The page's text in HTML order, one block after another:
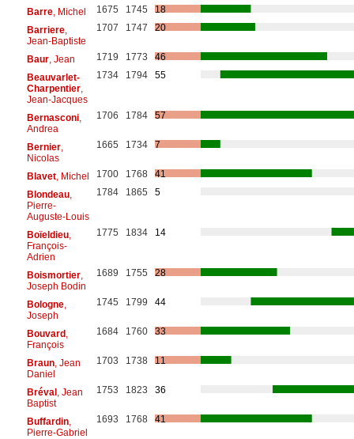
Barre, Michel 1675 1745
18
Barriere,
Jean-Baptiste
1707 1747 20
Baur, Jean 1719 1773
46
Beauvarlet-
Charpentier,
Jean-Jacques
1734 1794 55
Bernasconi,
Andrea
1706 1784 57
Bernier,
Nicolas
1665 1734 7
Blavet, Michel 1700 1768
41
Blondeau,
Pierre-
Auguste-Louis
1784 1865 5
Boïeldieu,
François-
Adrien
1775 1834 14
Boismortier,
Joseph Bodin
1689 1755 28
Bologne,
Joseph
1745 1799 44
Bouvard,
François
1684 1760 33
Braun, Jean
Daniel
1703 1738 11
Bréval, Jean
Baptist
1753 1823 36
Buffardin,
Pierre-Gabriel
1693 1768 41